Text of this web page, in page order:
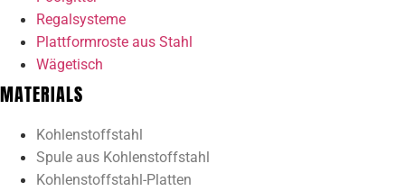
Regalsysteme
Plattformroste aus Stahl
Wägetisch
MATERIALS
Kohlenstoffstahl
Spule aus Kohlenstoffstahl
Kohlenstoffstahl-Platten